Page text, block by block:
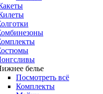
белье
Посмотреть всё
Комплекты